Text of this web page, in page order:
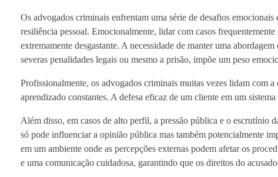
Os advogados criminais enfrentam uma série de desafios
resiliência pessoal. Emocionalmente, lidar com casos
extremamente desgastante. A necessidade de manter uma
severas penalidades legais ou mesmo a prisão, impõe um peso
Profissionalmente, os advogados criminais muitas vezes lidam com
aprendizado constantes. A defesa eficaz de um cliente em um
Além disso, em casos de alto perfil, a pressão pública e o
só pode influenciar a opinião pública mas também potencialmente
em um ambiente onde as percepções externas podem afetar os
e uma comunicação cuidadosa, garantindo que os direitos do